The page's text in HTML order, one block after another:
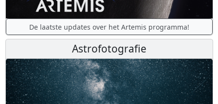
De laatste updates over het Artemis programma!
Astrofotografie